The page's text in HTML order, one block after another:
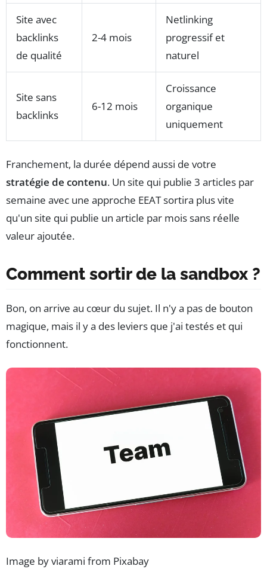
Site avec
backlinks
de qualité
2-4 mois
Netlinking
progressif et
naturel
Site sans
backlinks
6-12 mois
Croissance
organique
uniquement
Franchement, la durée dépend aussi de votre
stratégie de contenu. Un site qui publie 3 articles par
semaine avec une approche EEAT sortira plus vite
qu'un site qui publie un article par mois sans réelle
valeur ajoutée.
Comment sortir de la sandbox ?
Bon, on arrive au cœur du sujet. Il n'y a pas de bouton
magique, mais il y a des leviers que j'ai testés et qui
fonctionnent.
Image by viarami from Pixabay